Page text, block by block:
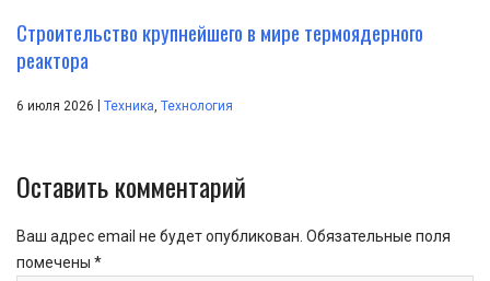
Строительство крупнейшего в мире термоядерного
реактора
6 июля 2026 Техника, Технология
Оставить комментарий
Ваш адрес email не будет опубликован. Обязательные поля
помечены *